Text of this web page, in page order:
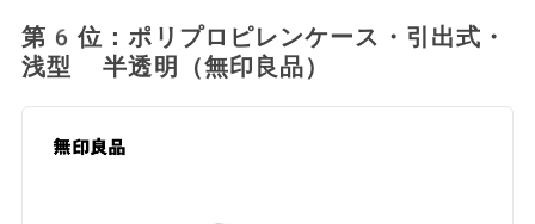
第6位：ポリプロピレンケース・引出式・
浅型 半透明（無印良品）